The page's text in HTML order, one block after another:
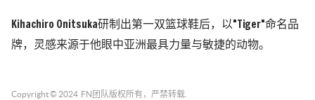
Kihachiro Onitsuka研制出第一双篮球鞋后，以"Tiger"命名品
牌，灵感来源于他眼中亚洲最具力量与敏捷的动物。
Copyright © 2024 FN团队 版权所有，严禁转载.